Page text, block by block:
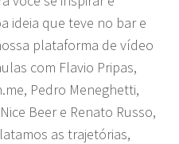
ideia que teve no bar e
plataforma de vídeo
com Flavio Pripas,
Pedro Meneghetti,
Beer e Renato Russo,
as trajetórias,